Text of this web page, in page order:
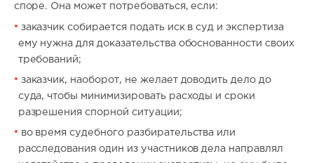
споре. Она может потребоваться, если:
заказчик собирается подать иск в суд и экспертиза
ему нужна для доказательства обоснованности своих
требований;
заказчик, наоборот, не желает доводить дело до
суда, чтобы минимизировать расходы и сроки
разрешения спорной ситуации;
во время судебного разбирательства или
расследования один из участников дела направлял